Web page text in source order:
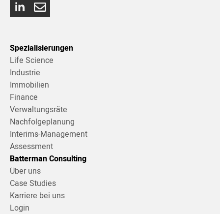
Spezialisierungen
Life Science
Industrie
Immobilien
Finance
Verwaltungsräte
Nachfolgeplanung
Interims-Management
Assessment
Batterman Consulting
Über uns
Case Studies
Karriere bei uns
Login